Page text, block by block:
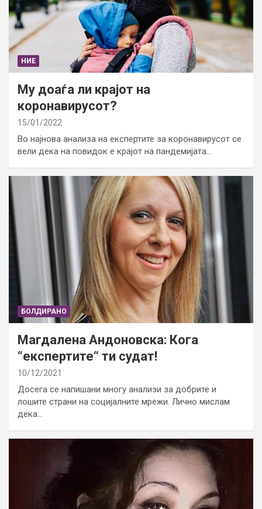
НИЕ
Му доаѓа ли крајот на
коронавирусот?
15/01/2022
Во најнова анализа на експертите за коронавирусот се
вели дека на повидок е крајот на пандемијата…
БОЛДИРАНО
Магдалена Андоновска: Кога
“експертите“ ти судат!
10/12/2021
Досега се напишани многу анализи за добрите и
лошите страни на социјалните мрежи. Лично мислам
дека…